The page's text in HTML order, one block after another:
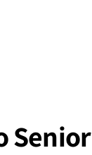
Senior